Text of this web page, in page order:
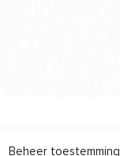
Beheer toestemming